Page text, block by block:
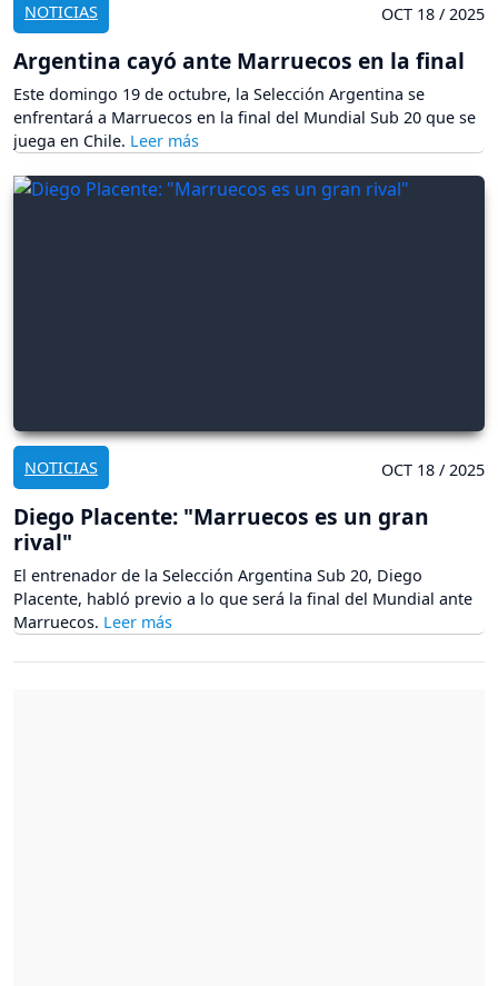
NOTICIAS OCT 18 / 2025
Argentina cayó ante Marruecos en la final
Este domingo 19 de octubre, la Selección Argentina se
enfrentará a Marruecos en la final del Mundial Sub 20 que se
juega en Chile.
NOTICIAS OCT 18 / 2025
Diego Placente: "Marruecos es un gran
rival"
El entrenador de la Selección Argentina Sub 20, Diego
Placente, habló previo a lo que será la final del Mundial ante
Marruecos.